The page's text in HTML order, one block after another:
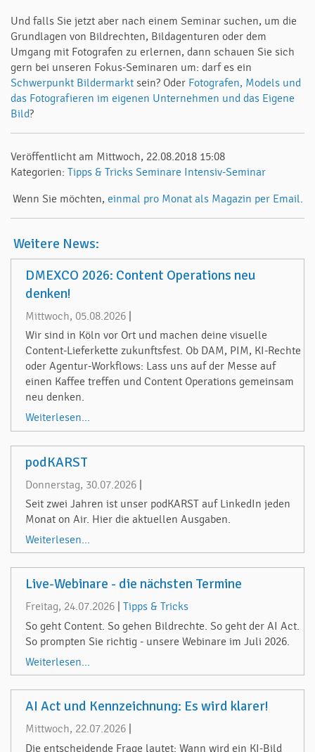
Und falls Sie jetzt aber nach einem Seminar suchen, um die
Grundlagen von Bildrechten, Bildagenturen oder dem
Umgang mit Fotografen zu erlernen, dann schauen Sie sich
gern bei unseren Fokus-Seminaren um: darf es ein
Schwerpunkt Bildermarkt sein? Oder Fotografen, Models und
das Fotografieren im eigenen Unternehmen und das Eigene
Bild?
Veröffentlicht am Mittwoch, 22.08.2018 15:08
Kategorien: Tipps & Tricks Seminare Intensiv-Seminar
Wenn Sie möchten, einmal pro Monat als Magazin per Email.
Weitere News:
DMEXCO 2026: Content Operations neu
denken!
Mittwoch, 05.08.2026
Wir sind in Köln vor Ort und machen deine visuelle
Content-Lieferkette zukunftsfest. Ob DAM, PIM, KI-Rechte
oder Agentur-Workflows: Lass uns auf der Messe auf
einen Kaffee treffen und Content Operations gemeinsam
neu denken.
Weiterlesen...
podKARST
Donnerstag, 30.07.2026
Seit zwei Jahren ist unser podKARST auf LinkedIn jeden
Monat on Air. Hier die aktuellen Ausgaben.
Weiterlesen...
Live-Webinare - die nächsten Termine
Freitag, 24.07.2026
Tipps & Tricks
So geht Content. So gehen Bildrechte. So geht der AI Act.
So prompten Sie richtig - unsere Webinare im Juli 2026.
Weiterlesen...
AI Act und Kennzeichnung: Es wird klarer!
Mittwoch, 22.07.2026
Die entscheidende Frage lautet: Wann wird ein KI-Bild